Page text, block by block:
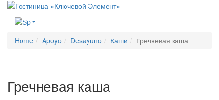
Home Apoyo Desayuno Каши Гречневая каша
Гречневая каша